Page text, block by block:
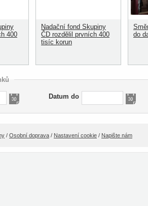
400
Nadační fond Skupiny
ČD rozdělil prvních 400
tisíc korun
do
Datum do
/ Osobní doprava / Nastavení cookie / Napište nám